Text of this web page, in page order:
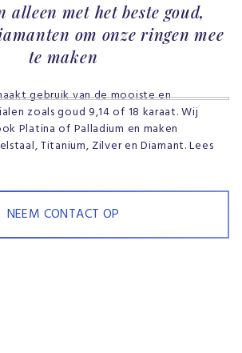
alleen met het beste goud,
om onze ringen mee
te maken
gebruik van de mooiste en
zoals goud 9,14 of 18 karaat. Wij
Platina of Palladium en maken
Titanium, Zilver en Diamant. Lees
NEEM CONTACT OP